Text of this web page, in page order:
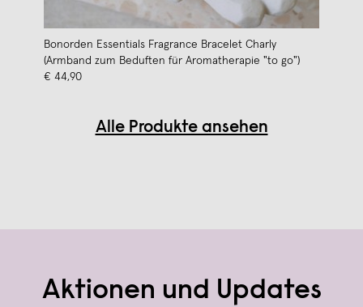
Bonorden Essentials Fragrance Bracelet Charly
(Armband zum Beduften für Aromatherapie "to go")
€ 44,90
Alle Produkte ansehen
Aktionen und Updates